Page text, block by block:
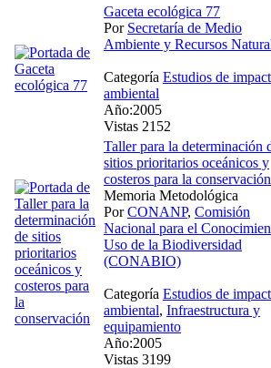
Gaceta ecológica 77
Por Secretaría de Medio
Ambiente y Recursos
Categoría Estudios de
ambiental
Año:2005
Vistas 2152
Taller para la determinación
sitios prioritarios oceánicos y
costeros para la conservación
Memoria Metodológica
PorCONANP, Comisión
Nacional para el
Uso de la Biodiversidad
(CONABIO)
Categoría Estudios de
ambiental, Infraestructura y
equipamiento
Año:2005
Vistas 3199